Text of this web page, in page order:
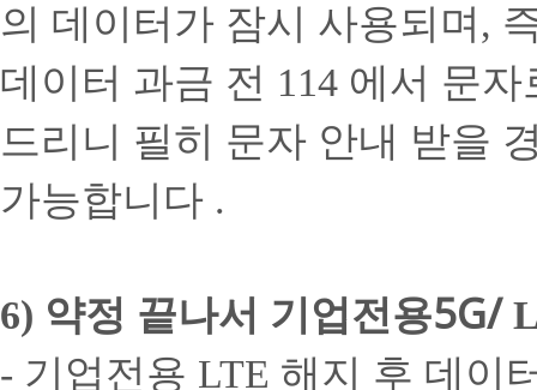
의 데이터가 잠시 사용되며,
데이터 과금 전 114 에서 문
드리니 필히 문자 안내 받을
가능합니다 .
6) 약정 끝나서 기업전용5G/
- 기업전용 LTE 해지 후 데이